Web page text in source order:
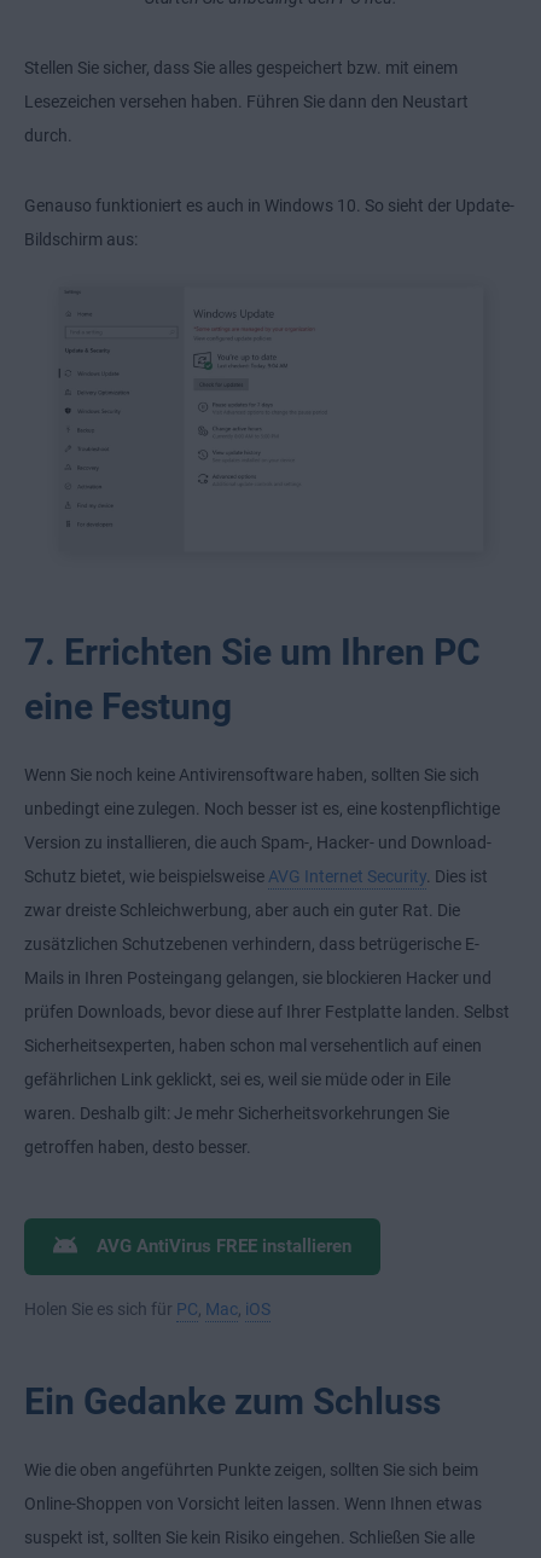
Stellen Sie sicher, dass Sie alles gespeichert bzw. mit einem
Lesezeichen versehen haben. Führen Sie dann den Neustart
durch.
Genauso funktioniert es auch in Windows 10. So sieht der Update-
Bildschirm aus:
7. Errichten Sie um Ihren PC
eine Festung
Wenn Sie noch keine Antivirensoftware haben, sollten Sie sich
unbedingt eine zulegen. Noch besser ist es, eine kostenpflichtige
Version zu installieren, die auch Spam-, Hacker- und Download-
Schutz bietet, wie beispielsweise AVG Internet Security . Dies ist
zwar dreiste Schleichwerbung, aber auch ein guter Rat. Die
zusätzlichen Schutzebenen verhindern, dass betrügerische E-
Mails in Ihren Posteingang gelangen, sie blockieren Hacker und
prüfen Downloads, bevor diese auf Ihrer Festplatte landen. Selbst
Sicherheitsexperten, haben schon mal versehentlich auf einen
gefährlichen Link geklickt, sei es, weil sie müde oder in Eile
waren. Deshalb gilt: Je mehr Sicherheitsvorkehrungen Sie
getroffen haben, desto besser.
AVG AntiVirus FREE installieren
Holen Sie es sich für PC Mac iOS
Ein Gedanke zum Schluss
Wie die oben angeführten Punkte zeigen, sollten Sie sich beim
Online-Shoppen von Vorsicht leiten lassen. Wenn Ihnen etwas
suspekt ist, sollten Sie kein Risiko eingehen. Schließen Sie alle